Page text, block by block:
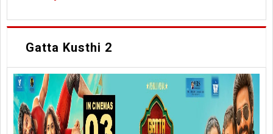
Gatta Kusthi 2